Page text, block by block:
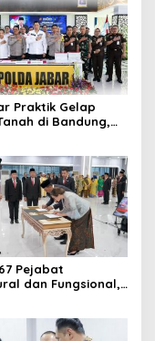
Praktik Gelap
di Bandung,
Lebih dari Rp3,6
Pejabat
dan Fungsional,
Bangun Semangat